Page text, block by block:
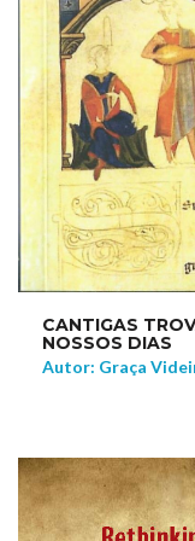
CANTIGAS
NOSSOS DIAS
Autor: Graça
NEW